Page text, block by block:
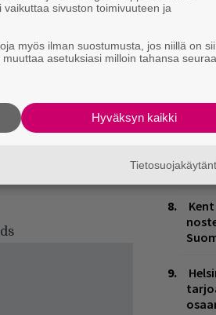
alla
10-
sivuston toimivuuteen ja
myös ilman suostumusta, jos niillä on
asetuksiasi milloin tahansa
Hyväksyn kaikki